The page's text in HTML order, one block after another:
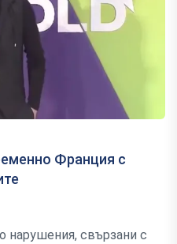
Франция с
нарушения, свързани с